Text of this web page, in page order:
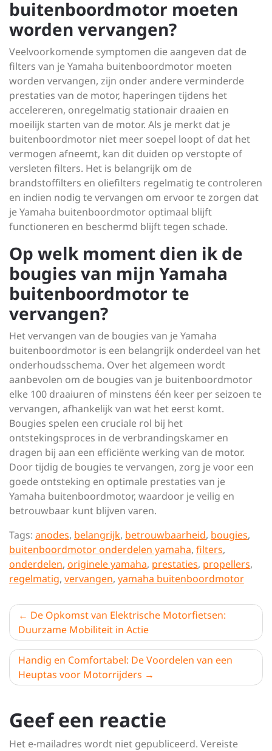
buitenboordmotor moeten
worden vervangen?
Veelvoorkomende symptomen die aangeven dat de
filters van je Yamaha buitenboordmotor moeten
worden vervangen, zijn onder andere verminderde
prestaties van de motor, haperingen tijdens het
accelereren, onregelmatig stationair draaien en
moeilijk starten van de motor. Als je merkt dat je
buitenboordmotor niet meer soepel loopt of dat het
vermogen afneemt, kan dit duiden op verstopte of
versleten filters. Het is belangrijk om de
brandstoffilters en oliefilters regelmatig te controleren
en indien nodig te vervangen om ervoor te zorgen dat
je Yamaha buitenboordmotor optimaal blijft
functioneren en beschermd blijft tegen schade.
Op welk moment dien ik de
bougies van mijn Yamaha
buitenboordmotor te
vervangen?
Het vervangen van de bougies van je Yamaha
buitenboordmotor is een belangrijk onderdeel van het
onderhoudsschema. Over het algemeen wordt
aanbevolen om de bougies van je buitenboordmotor
elke 100 draaiuren of minstens één keer per seizoen te
vervangen, afhankelijk van wat het eerst komt.
Bougies spelen een cruciale rol bij het
ontstekingsproces in de verbrandingskamer en
dragen bij aan een efficiënte werking van de motor.
Door tijdig de bougies te vervangen, zorg je voor een
goede ontsteking en optimale prestaties van je
Yamaha buitenboordmotor, waardoor je veilig en
betrouwbaar kunt blijven varen.
Tags: anodes, belangrijk, betrouwbaarheid, bougies,
buitenboordmotor onderdelen yamaha, filters,
onderdelen, originele yamaha, prestaties, propellers,
regelmatig, vervangen, yamaha buitenboordmotor
Berichtnavigatie
De Opkomst van Elektrische Motorfietsen:
Duurzame Mobiliteit in Actie
Handig en Comfortabel: De Voordelen van een
Heuptas voor Motorrijders
Geef een reactie
Het e-mailadres wordt niet gepubliceerd. Vereiste